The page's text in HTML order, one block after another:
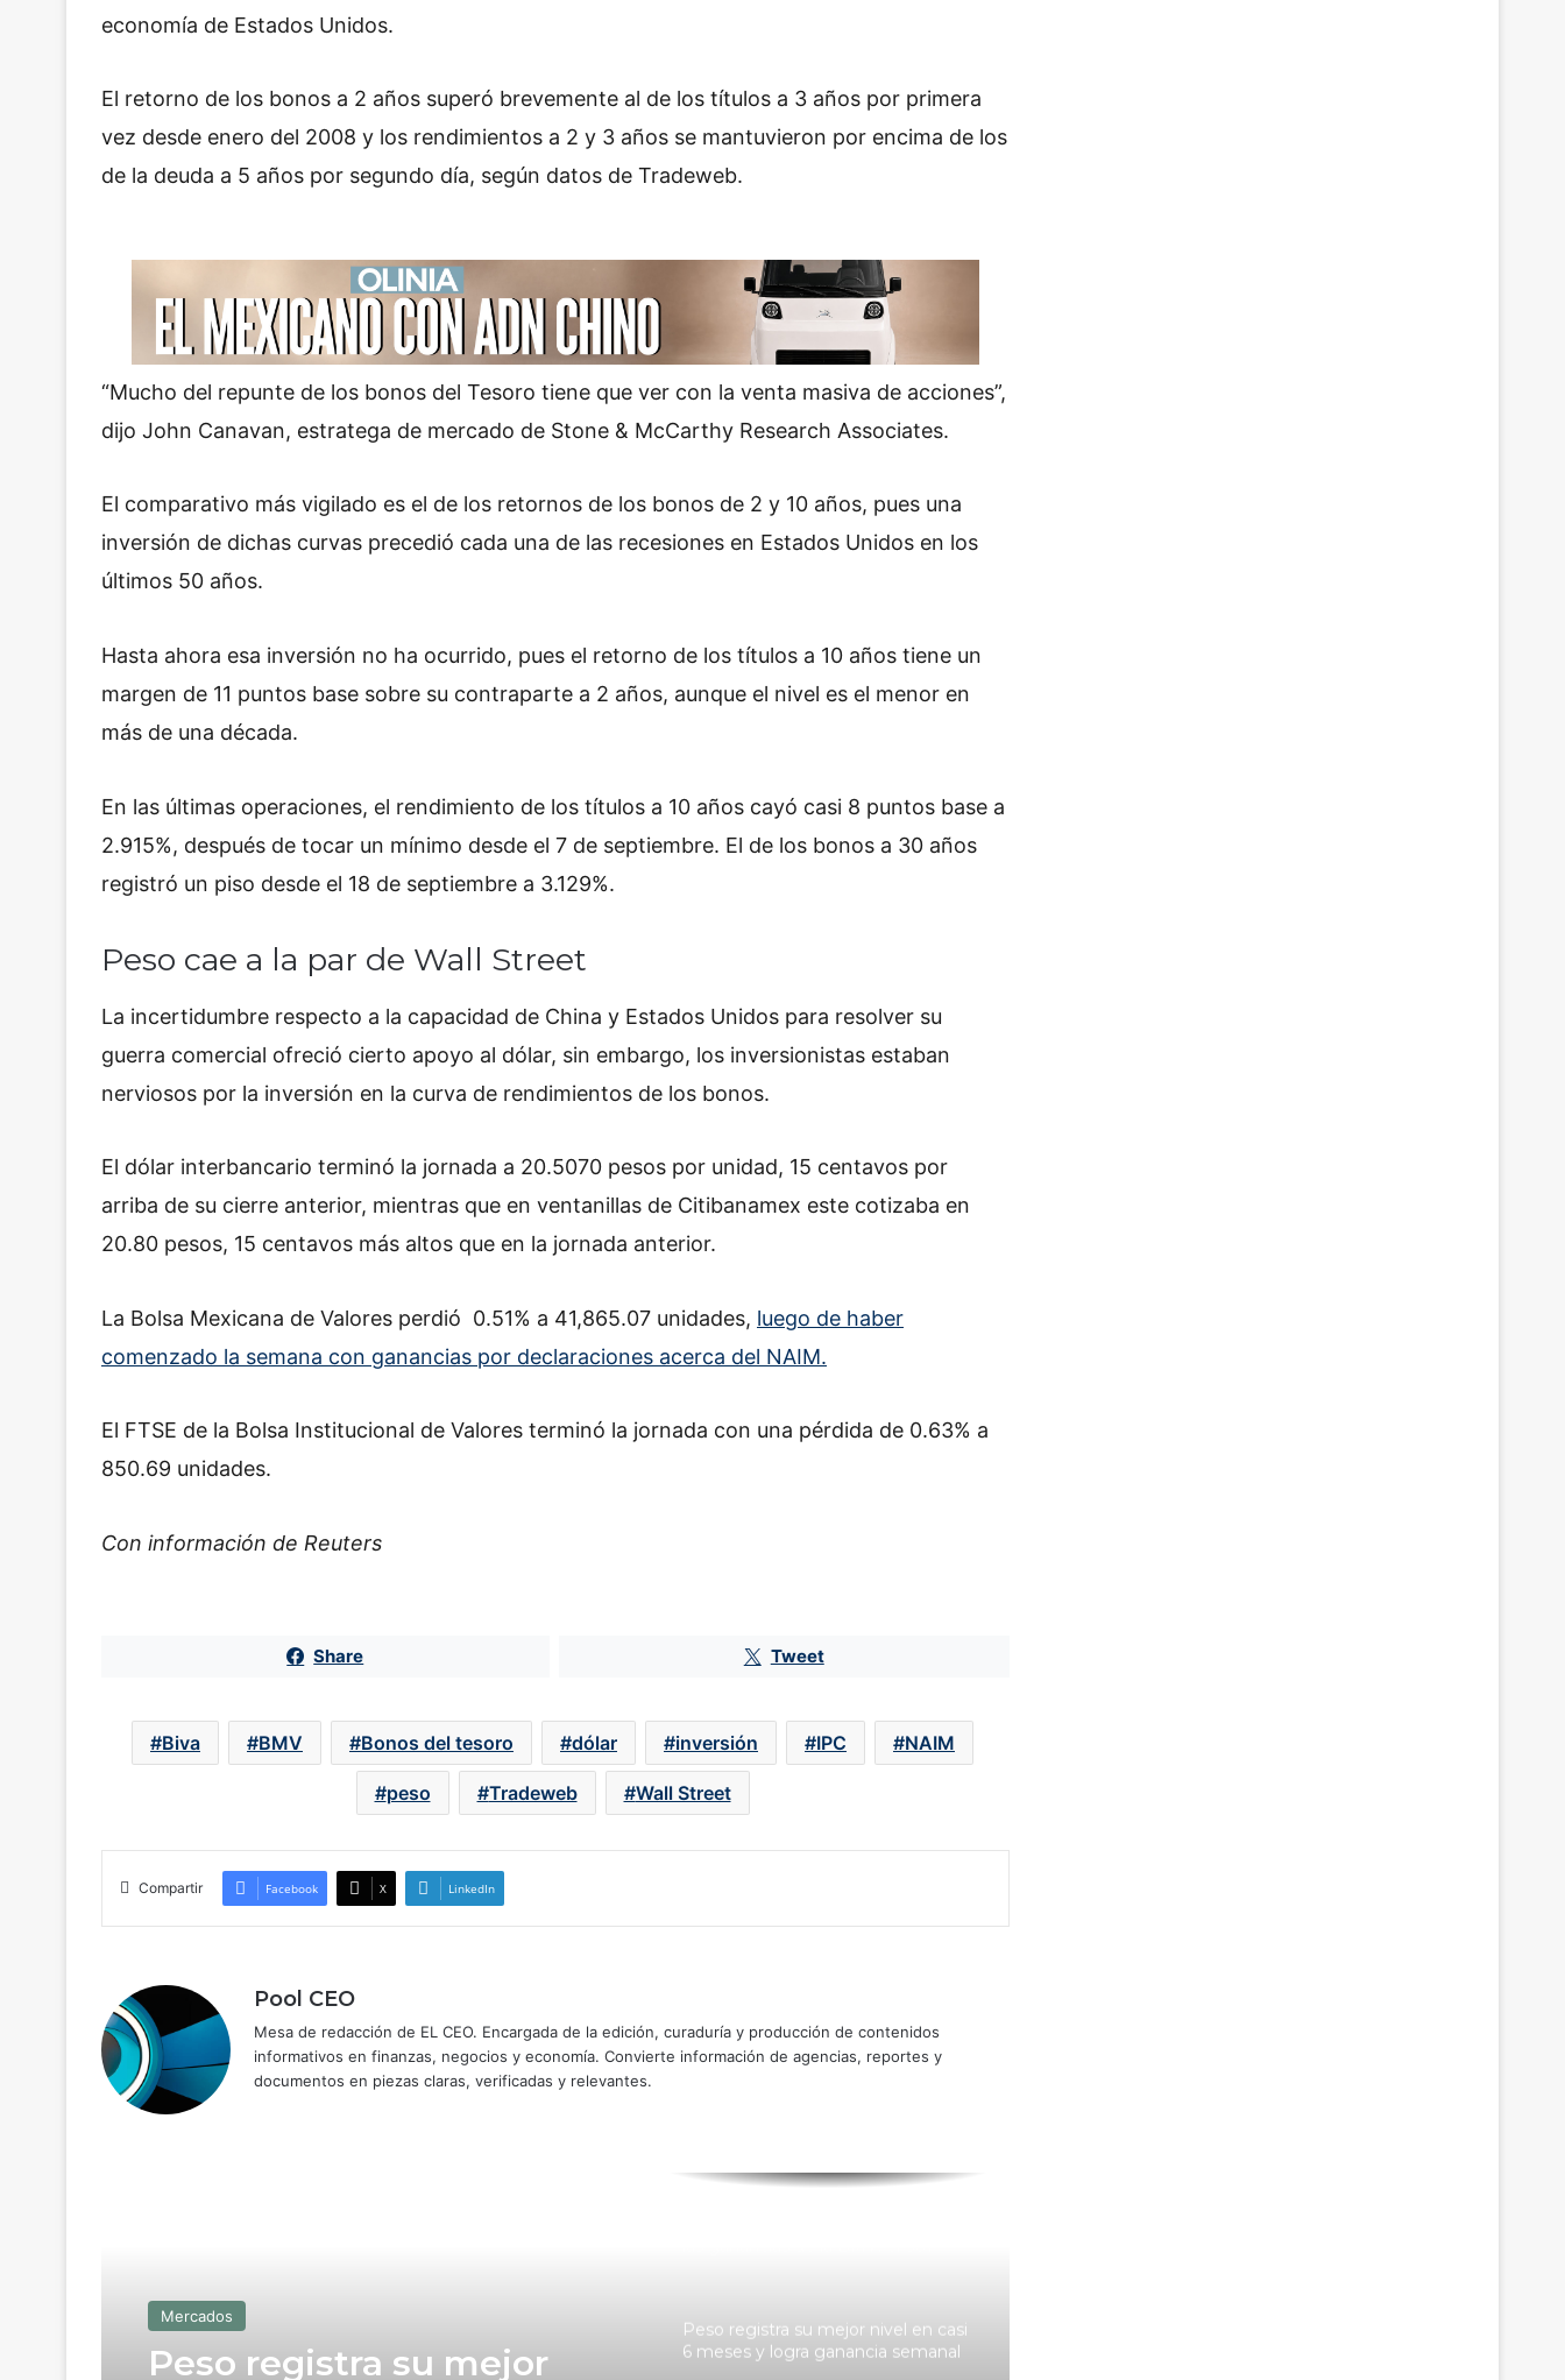
economía de Estados Unidos.
El retorno de los bonos a 2 años superó brevemente al de los títulos a 3 años por primera
vez desde enero del 2008 y los rendimientos a 2 y 3 años se mantuvieron por encima de los
de la deuda a 5 años por segundo día, según datos de Tradeweb.
“Mucho del repunte de los bonos del Tesoro tiene que ver con la venta masiva de acciones”,
dijo John Canavan, estratega de mercado de Stone & McCarthy Research Associates.
El comparativo más vigilado es el de los retornos de los bonos de 2 y 10 años, pues una
inversión de dichas curvas precedió cada una de las recesiones en Estados Unidos en los
últimos 50 años.
Hasta ahora esa inversión no ha ocurrido, pues el retorno de los títulos a 10 años tiene un
margen de 11 puntos base sobre su contraparte a 2 años, aunque el nivel es el menor en
más de una década.
En las últimas operaciones, el rendimiento de los títulos a 10 años cayó casi 8 puntos base a
2.915%, después de tocar un mínimo desde el 7 de septiembre. El de los bonos a 30 años
registró un piso desde el 18 de septiembre a 3.129%.
Peso cae a la par de Wall Street
La incertidumbre respecto a la capacidad de China y Estados Unidos para resolver su
guerra comercial ofreció cierto apoyo al dólar, sin embargo, los inversionistas estaban
nerviosos por la inversión en la curva de rendimientos de los bonos.
El dólar interbancario terminó la jornada a 20.5070 pesos por unidad, 15 centavos por
arriba de su cierre anterior, mientras que en ventanillas de Citibanamex este cotizaba en
20.80 pesos, 15 centavos más altos que en la jornada anterior.
La Bolsa Mexicana de Valores perdió 0.51% a 41,865.07 unidades, luego de haber
comenzado la semana con ganancias por declaraciones acerca del NAIM.
El FTSE de la Bolsa Institucional de Valores terminó la jornada con una pérdida de 0.63% a
850.69 unidades.
Con información de Reuters
Share Tweet
Biva BMV Bonos del tesoro dólar inversión IPC NAIM
peso Tradeweb Wall Street
Compartir Facebook X LinkedIn
Pool CEO
Mesa de redacción de EL CEO. Encargada de la edición, curaduría y producción de contenidos
informativos en finanzas, negocios y economía. Convierte información de agencias, reportes y
documentos en piezas claras, verificadas y relevantes.
Mercados
Peso registra su mejor
aval de CNBV
Casas de bolsa superan 27.7
millones de cuentas; GBM
Jones concreta su tercer máximo
ante el enfriamiento del empleo
privado en EU
Peso registra su mejor nivel en casi
6 meses y logra ganancia semanal